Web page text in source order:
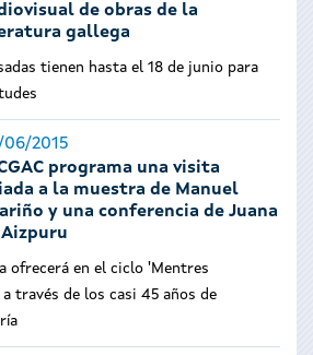
de obras de la
gallega
tienen hasta el 18 de junio para
2015
programa una visita
a la muestra de Manuel
y una conferencia de Juana
ofrecerá en el ciclo 'Mentres
través de los casi 45 años de